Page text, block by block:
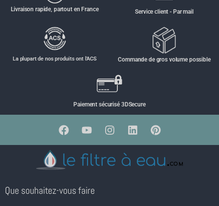
Livraison rapide, partout en France Service client - Par mail
La plupart de nos produits ont l'ACS Commande de gros volume possible
Paiement sécurisé 3DSecure
Que souhaitez-vous faire